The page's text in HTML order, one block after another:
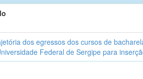
dos egressos dos cursos de
Federal de Sergipe para